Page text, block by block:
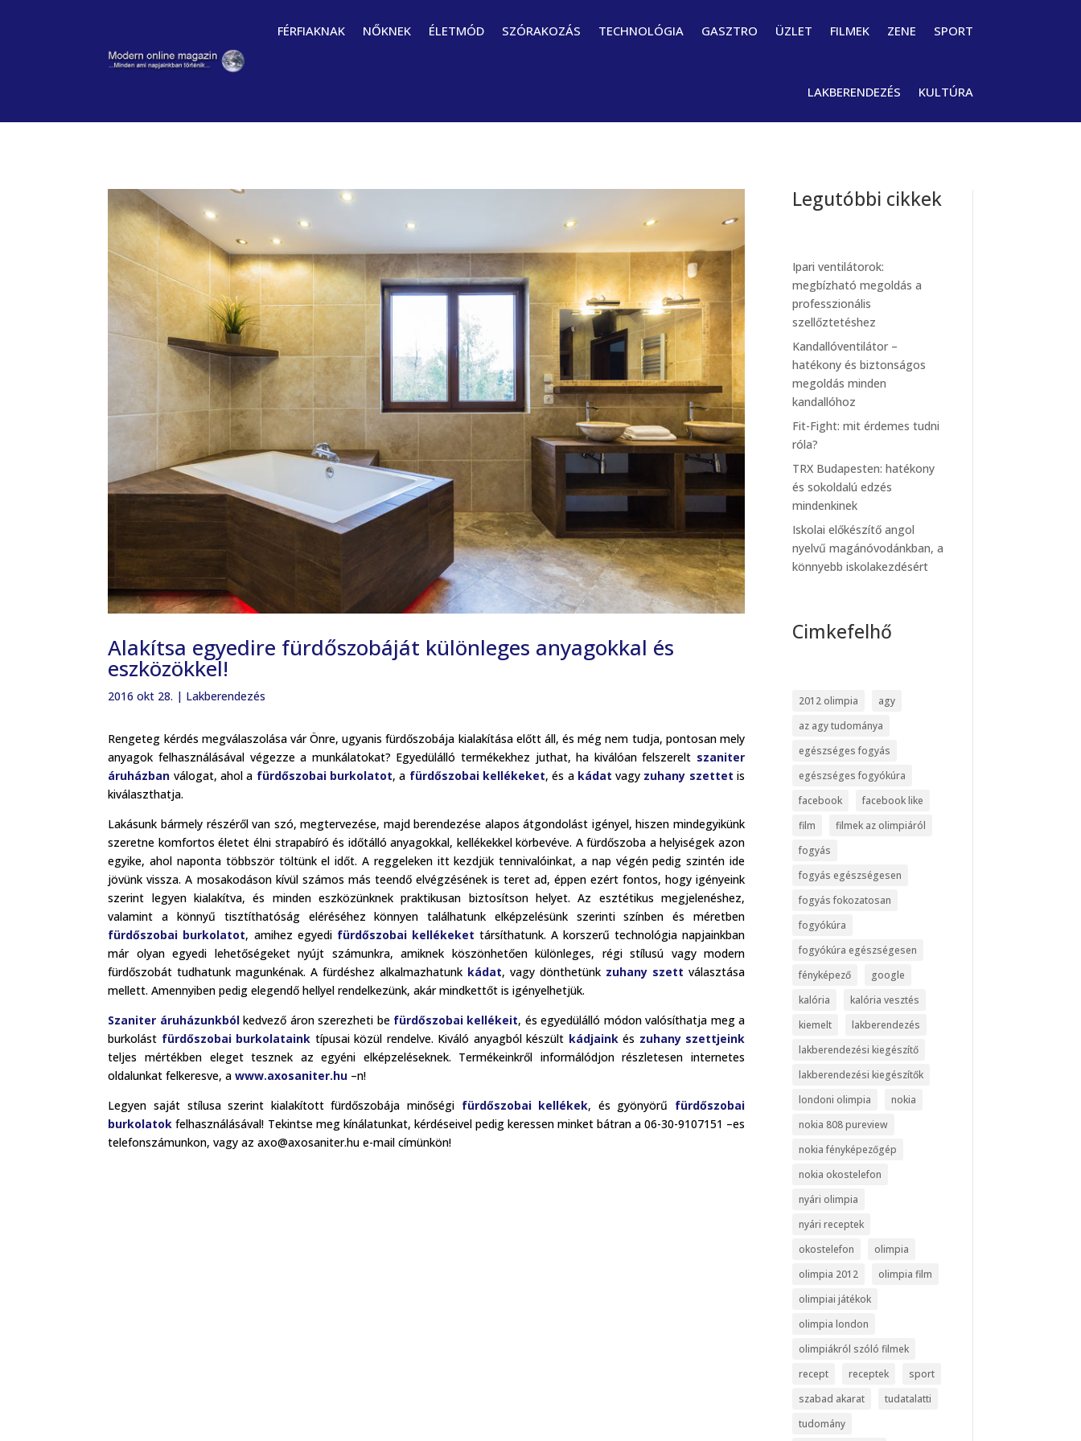
FÉRFIAKNAK NŐKNEK ÉLETMÓD SZÓRAKOZÁS TECHNOLÓGIA GASZTRO ÜZLET FILMEK ZENE SPORT
LAKBERENDEZÉS KULTÚRA
Alakítsa egyedire fürdőszobáját különleges anyagokkal és
eszközökkel!
2016 okt 28. | Lakberendezés
Rengeteg kérdés megválaszolása vár Önre, ugyanis fürdőszobája kialakítása előtt áll, és még nem tudja, pontosan mely
anyagok felhasználásával végezze a munkálatokat? Egyedülálló termékekhez juthat, ha kiválóan felszerelt szaniter
áruházban válogat, ahol a fürdőszobai burkolatot, a fürdőszobai kellékeket, és a kádat vagy zuhany szettet is
kiválaszthatja.
Lakásunk bármely részéről van szó, megtervezése, majd berendezése alapos átgondolást igényel, hiszen mindegyikünk
szeretne komfortos életet élni strapabíró és időtálló anyagokkal, kellékekkel körbevéve. A fürdőszoba a helyiségek azon
egyike, ahol naponta többször töltünk el időt. A reggeleken itt kezdjük tennivalóinkat, a nap végén pedig szintén ide
jövünk vissza. A mosakodáson kívül számos más teendő elvégzésének is teret ad, éppen ezért fontos, hogy igényeink
szerint legyen kialakítva, és minden eszközünknek praktikusan biztosítson helyet. Az esztétikus megjelenéshez,
valamint a könnyű tisztíthatóság eléréséhez könnyen találhatunk elképzelésünk szerinti színben és méretben
fürdőszobai burkolatot, amihez egyedi fürdőszobai kellékeket társíthatunk. A korszerű technológia napjainkban
már olyan egyedi lehetőségeket nyújt számunkra, amiknek köszönhetően különleges, régi stílusú vagy modern
fürdőszobát tudhatunk magunkénak. A fürdéshez alkalmazhatunk kádat, vagy dönthetünk zuhany szett választása
mellett. Amennyiben pedig elegendő hellyel rendelkezünk, akár mindkettőt is igényelhetjük.
Szaniter áruházunkbólkedvező áron szerezheti be fürdőszobai kellékeit, és egyedülálló módon valósíthatja meg a
burkolást fürdőszobai burkolataink típusai közül rendelve. Kiváló anyagból készült kádjainkés zuhany szettjeink
teljes mértékben eleget tesznek az egyéni elképzeléseknek. Termékeinkről informálódjon részletesen internetes
oldalunkat felkeresve, awww.axosaniter.hu –n!
Legyen saját stílusa szerint kialakított fürdőszobája minőségi fürdőszobai kellékek, és gyönyörű fürdőszobai
burkolatok felhasználásával! Tekintse meg kínálatunkat, kérdéseivel pedig keressen minket bátran a 06-30-9107151 –es
telefonszámunkon, vagy az axo@axosaniter.hu e-mail címünkön!
Legutóbbi cikkek
Ipari ventilátorok:
megbízható megoldás a
professzionális
szellőztetéshez
Kandallóventilátor –
hatékony és biztonságos
megoldás minden
kandallóhoz
Fit-Fight: mit érdemes tudni
róla?
TRX Budapesten: hatékony
és sokoldalú edzés
mindenkinek
Iskolai előkészítő angol
nyelvű magánóvodánkban, a
könnyebb iskolakezdésért
Cimkefelhő
2012 olimpia
agy
az agy tudománya
egészséges fogyás
egészséges fogyókúra
facebook
facebook like
film
filmek az olimpiáról
fogyás
fogyás egészségesen
fogyás fokozatosan
fogyókúra
fogyókúra egészségesen
fényképező
google
kalória
kalória vesztés
kiemelt
lakberendezés
lakberendezési kiegészítő
lakberendezési kiegészítők
londoni olimpia
nokia
nokia 808 pureview
nokia fényképezőgép
nokia okostelefon
nyári olimpia
nyári receptek
okostelefon
olimpia
olimpia 2012
olimpia film
olimpiai játékok
olimpia london
olimpiákról szóló filmek
recept
receptek
sport
szabad akarat
tudatalatti
tudomány